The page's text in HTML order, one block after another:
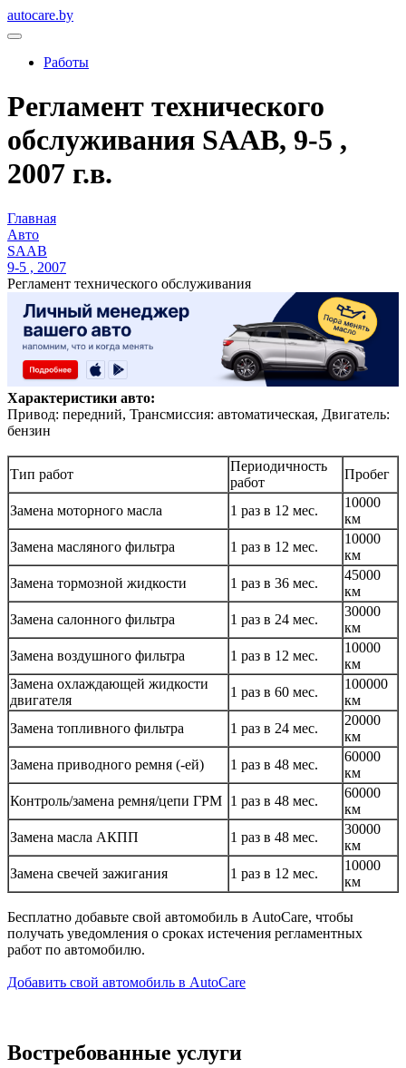
autocare.by
Работы
Регламент технического
обслуживания SAAB, 9-5 ,
2007 г.в.
Главная
Авто
SAAB
9-5 , 2007
Регламент технического обслуживания
Характеристики авто:
Привод: передний, Трансмиссия: автоматическая, Двигатель:
бензин
Тип работ
Периодичность
работ
Пробег
Замена моторного масла 1 раз в 12 мес.
10000
км
Замена масляного фильтра
1 раз в 12 мес.
10000
км
Замена тормозной жидкости
1 раз в 36 мес.
45000
км
Замена салонного фильтра
1 раз в 24 мес.
30000
км
Замена воздушного фильтра
1 раз в 12 мес.
10000
км
Замена охлаждающей жидкости
двигателя
1 раз в 60 мес.
100000
км
Замена топливного фильтра
1 раз в 24 мес.
20000
км
Замена приводного ремня (-ей)
1 раз в 48 мес.
60000
км
Контроль/замена ремня/цепи ГРМ 1 раз в 48 мес.
60000
км
Замена масла АКПП
1 раз в 48 мес.
30000
км
Замена свечей зажигания
1 раз в 12 мес.
10000
км
Бесплатно добавьте свой автомобиль в AutoCare, чтобы
получать уведомления о сроках истечения регламентных
работ по автомобилю.
Добавить свой автомобиль в AutoCare
Востребованные услуги